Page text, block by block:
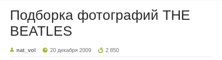
Подборка фотографий THE
BEATLES
nat_vol 20 декабря 2009 2 850